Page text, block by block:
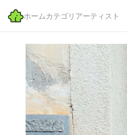
ホームカテゴリ アーティスト